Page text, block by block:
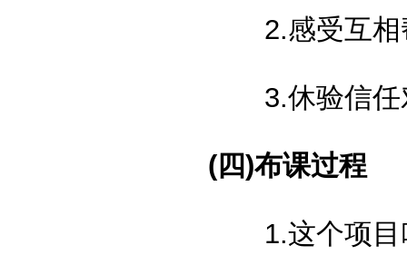
2.感受互相
3.休验信任
(四)布课过程
1.这个项目